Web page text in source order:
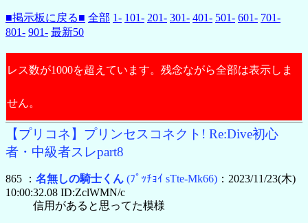
■掲示板に戻る■ 全部 1- 101- 201- 301- 401- 501- 601- 701-
801- 901- 最新50
レス数が1000を超えています。残念ながら全部は表示しま
せん。
【プリコネ】プリンセスコネクト! Re:Dive初心
者・中級者スレpart8
865 ： 名無しの騎士くん (ﾌﾟｯﾁｮｲ sTte-Mk66) ：2023/11/23(木)
10:00:32.08 ID:ZclWMN/c
信用があると思ってた模様